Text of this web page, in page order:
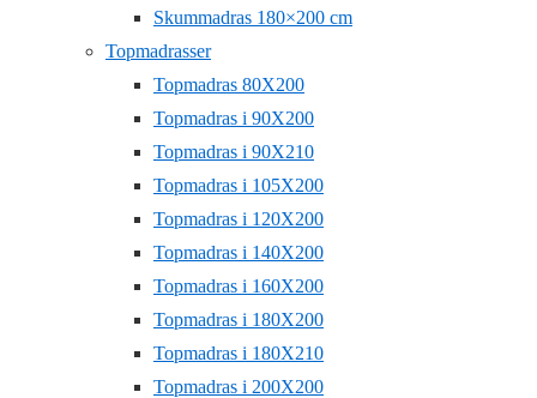
Skummadras 180×200 cm
Topmadrasser
Topmadras 80X200
Topmadras i 90X200
Topmadras i 90X210
Topmadras i 105X200
Topmadras i 120X200
Topmadras i 140X200
Topmadras i 160X200
Topmadras i 180X200
Topmadras i 180X210
Topmadras i 200X200